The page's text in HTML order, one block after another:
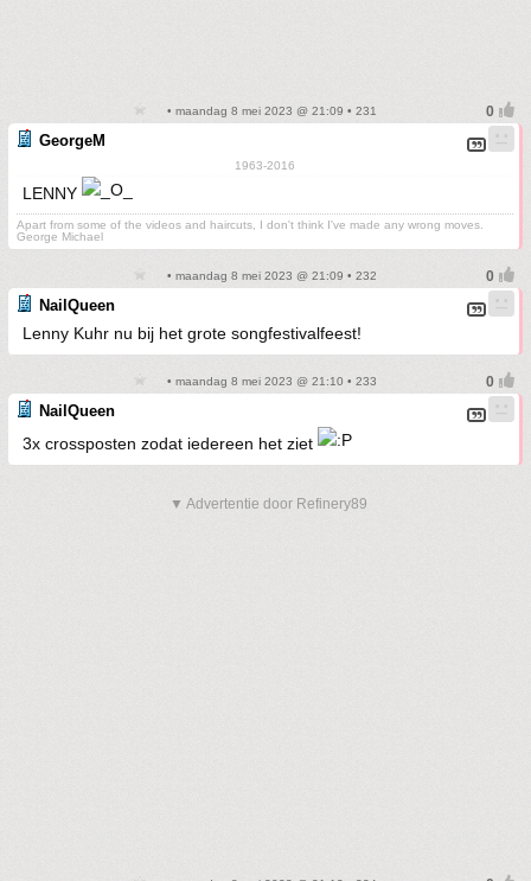
• maandag 8 mei 2023 @ 21:09 • 231
GeorgeM
1963-2016
LENNY
Apart from some of the videos and haircuts, I don't think I've made any wrong moves.
George Michael
• maandag 8 mei 2023 @ 21:09 • 232
NailQueen
Lenny Kuhr nu bij het grote songfestivalfeest!
• maandag 8 mei 2023 @ 21:10 • 233
NailQueen
3x crossposten zodat iedereen het ziet
▼ Advertentie door Refinery89